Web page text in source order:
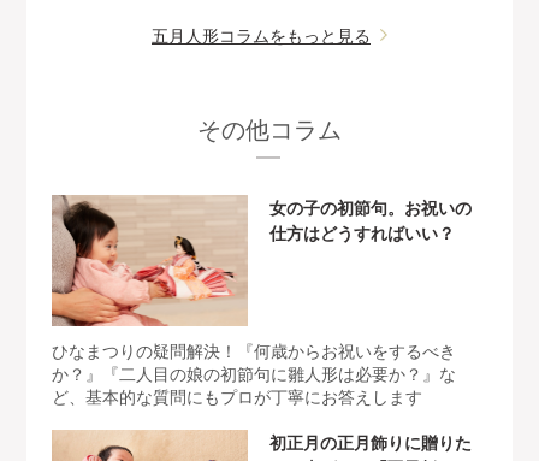
五月人形コラムをもっと見る
その他コラム
女の子の初節句。お祝いの
仕方はどうすればいい？
ひなまつりの疑問解決！『何歳からお祝いをするべき
か？』『二人目の娘の初節句に雛人形は必要か？』な
ど、基本的な質問にもプロが丁寧にお答えします
初正月の正月飾りに贈りた